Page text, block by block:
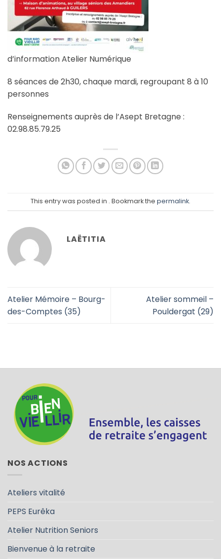
d’information Atelier Numérique
8 séances de 2h30, chaque mardi, regroupant 8 à 10
personnes
Renseignements auprès de l’Asept Bretagne :
02.98.85.79.25
This entry was posted in . Bookmark the permalink.
LAËTITIA
Atelier Mémoire – Bourg-
des-Comptes (35)
Atelier sommeil –
Pouldergat (29)
NOS ACTIONS
Ateliers vitalité
PEPS Eurêka
Atelier Nutrition Seniors
Bienvenue à la retraite